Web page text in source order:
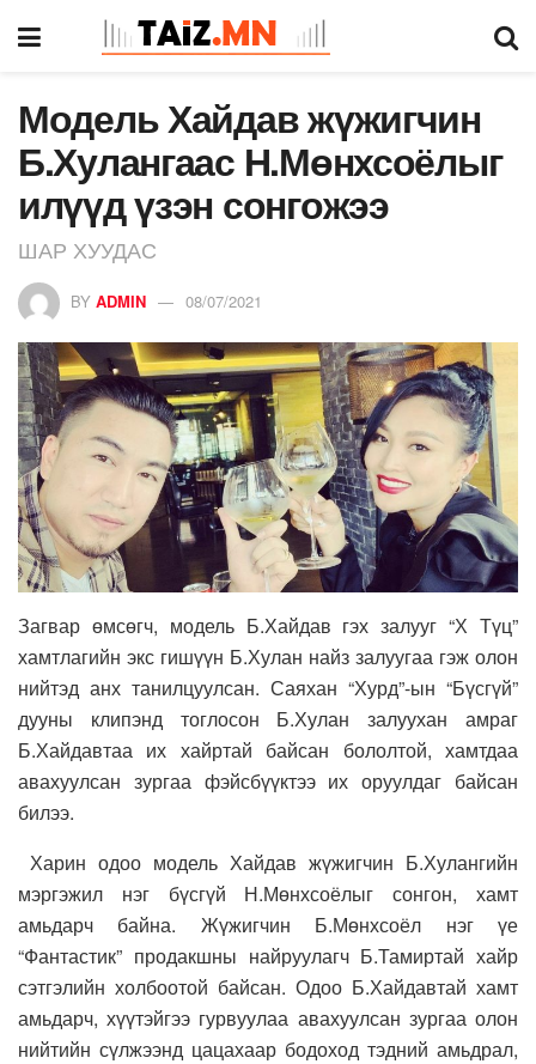
Модель Хайдав жүжигчин
Б.Хулангаас Н.Мөнхсоёлыг
илүүд үзэн сонгожээ
ШАР ХУУДАС
BY ADMIN 08/07/2021
Загвар өмсөгч, модель Б.Хайдав гэх залууг “Х Түц”
хамтлагийн экс гишүүн Б.Хулан найз залуугаа гэж олон
нийтэд анх танилцуулсан. Саяхан “Хурд”-ын “Бүсгүй”
дууны клипэнд тоглосон Б.Хулан залуухан амраг
Б.Хайдавтаа их хайртай байсан бололтой, хамтдаа
авахуулсан зургаа фэйсбүүктээ их оруулдаг байсан
билээ.
Харин одоо модель Хайдав жүжигчин Б.Хулангийн
мэргэжил нэг бүсгүй Н.Мөнхсоёлыг сонгон, хамт
амьдарч байна. Жүжигчин Б.Мөнхсоёл нэг үе
“Фантастик” продакшны найруулагч Б.Тамиртай хайр
сэтгэлийн холбоотой байсан. Одоо Б.Хайдавтай хамт
амьдарч, хүүтэйгээ гурвуулаа авахуулсан зургаа олон
нийтийн сүлжээнд цацахаар бодоход тэдний амьдрал,